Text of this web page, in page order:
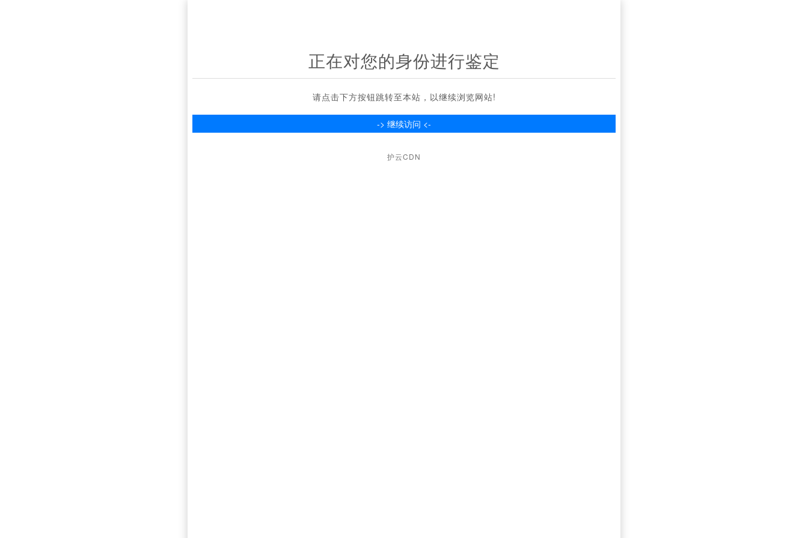
正在对您的身份进行鉴定
请点击下方按钮跳转至本站，以继续浏览网站!
护云CDN